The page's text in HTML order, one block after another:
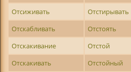
Отсиживать
Отстирывать
Отскабливать
Отстоять
Отскакивание
Отстой
Отскакивать
Отстойный